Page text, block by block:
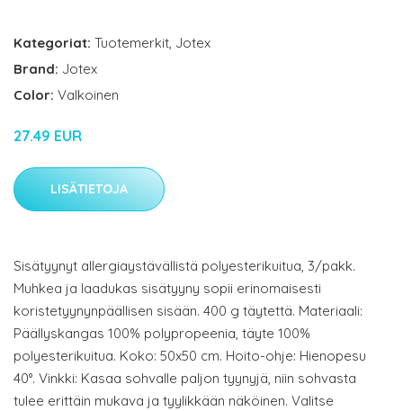
Kategoriat: Tuotemerkit, Jotex
Brand: Jotex
Color: Valkoinen
27.49 EUR
LISÄTIETOJA
Sisätyynyt allergiaystävällistä polyesterikuitua, 3/pakk.
Muhkea ja laadukas sisätyyny sopii erinomaisesti
koristetyynynpäällisen sisään. 400 g täytettä. Materiaali:
Päällyskangas 100% polypropeenia, täyte 100%
polyesterikuitua. Koko: 50x50 cm. Hoito-ohje: Hienopesu
40°. Vinkki: Kasaa sohvalle paljon tyynyjä, niin sohvasta
tulee erittäin mukava ja tyylikkään näköinen. Valitse